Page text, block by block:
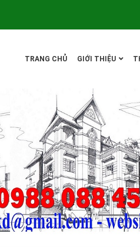
TRANG CHỦ GIỚI THIỆU